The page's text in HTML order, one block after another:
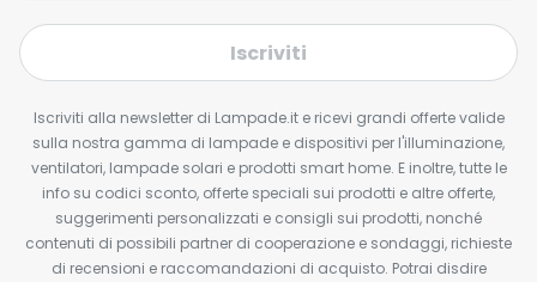
Iscriviti
Iscriviti alla newsletter di Lampade.it e ricevi grandi offerte valide
sulla nostra gamma di lampade e dispositivi per l'illuminazione,
ventilatori, lampade solari e prodotti smart home. E inoltre, tutte le
info su codici sconto, offerte speciali sui prodotti e altre offerte,
suggerimenti personalizzati e consigli sui prodotti, nonché
contenuti di possibili partner di cooperazione e sondaggi, richieste
di recensioni e raccomandazioni di acquisto. Potrai disdire